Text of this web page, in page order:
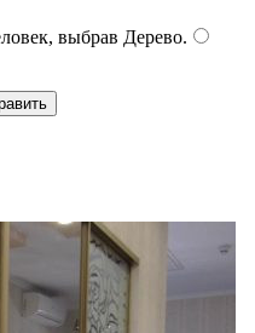
выбрав Дерево.